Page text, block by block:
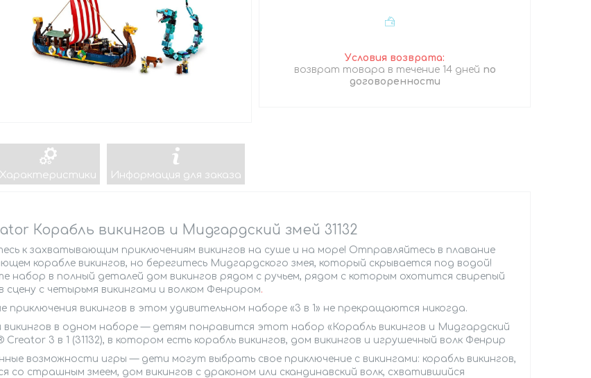
возврат товара в течение 14 дней по
договоренности
Характеристики Информация для заказа
Корабль викингов и Мидгардский змей 31132
к захватывающим приключениям викингов на суше и на море! Отправляйтесь в плавание
корабле викингов, но берегитесь Мидгардского змея, который скрывается под водой!
набор в полный деталей дом викингов рядом с ручьем, рядом с которым охотится свирепый
сцену с четырьмя викингами и волком Фенриром.
приключения викингов в этом удивительном наборе «3 в 1» не прекращаются никогда.
викингов в одном наборе — детям понравится этот набор «Корабль викингов и Мидгардский
Creator 3 в 1 (31132), в котором есть корабль викингов, дом викингов и игрушечный волк Фенрир
возможности игры — дети могут выбрать свое приключение с викингами: корабль викингов,
со страшным змеем, дом викингов с драконом или скандинавский волк, схватившийся